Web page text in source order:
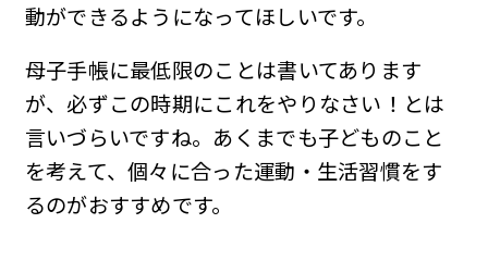
動ができるようになってほしいです。
母子手帳に最低限のことは書いてあります
が、必ずこの時期にこれをやりなさい！とは
言いづらいですね。あくまでも子どものこと
を考えて、個々に合った運動・生活習慣をす
るのがおすすめです。